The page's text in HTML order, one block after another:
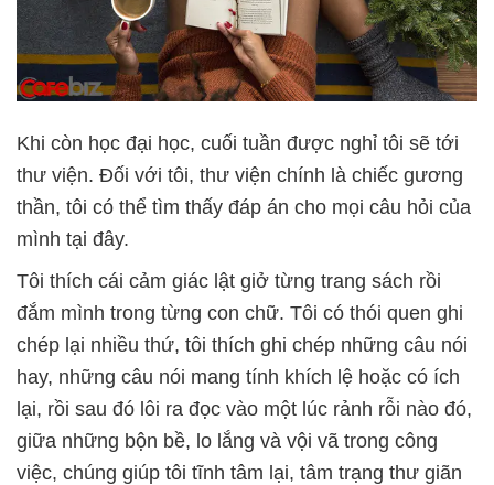
Khi còn học đại học, cuối tuần được nghỉ tôi sẽ tới
thư viện. Đối với tôi, thư viện chính là chiếc gương
thần, tôi có thể tìm thấy đáp án cho mọi câu hỏi của
mình tại đây.
Tôi thích cái cảm giác lật giở từng trang sách rồi
đắm mình trong từng con chữ. Tôi có thói quen ghi
chép lại nhiều thứ, tôi thích ghi chép những câu nói
hay, những câu nói mang tính khích lệ hoặc có ích
lại, rồi sau đó lôi ra đọc vào một lúc rảnh rỗi nào đó,
giữa những bộn bề, lo lắng và vội vã trong công
việc, chúng giúp tôi tĩnh tâm lại, tâm trạng thư giãn